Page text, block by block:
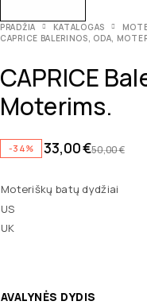
PRADŽIA KATALOGAS
CAPRICE BALERINOS, ODA,
CAPRICE
Moterims.
-34% 50,00€
33,00€
Moteriškų batų dydžiai
US
UK
AVALYNĖS DYDIS